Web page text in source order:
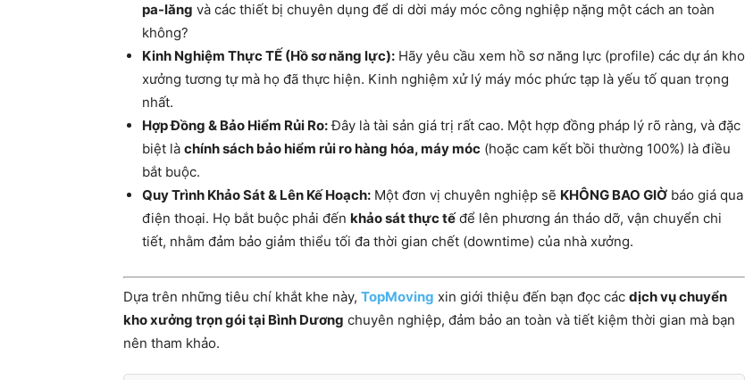
pa-lăng và các thiết bị chuyên dụng để di dời máy móc công nghiệp nặng một cách an toàn
không?
Kinh Nghiệm Thực TẾ (Hồ sơ năng lực): Hãy yêu cầu xem hồ sơ năng lực (profile) các dự án kho
xưởng tương tự mà họ đã thực hiện. Kinh nghiệm xử lý máy móc phức tạp là yếu tố quan trọng
nhất.
Hợp Đồng & Bảo Hiểm Rủi Ro:Đây là tài sản giá trị rất cao. Một hợp đồng pháp lý rõ ràng, và đặc
biệt là chính sách bảo hiểm rủi ro hàng hóa, máy móc (hoặc cam kết bồi thường 100%) là điều
bắt buộc.
Quy Trình Khảo Sát & Lên Kế Hoạch: Một đơn vị chuyên nghiệp sẽ KHÔNG BAO GIỜ báo giá qua
điện thoại. Họ bắt buộc phải đến khảo sát thực tếđể lên phương án tháo dỡ, vận chuyển chi
tiết, nhằm đảm bảo giảm thiểu tối đa thời gian chết (downtime) của nhà xưởng.
Dựa trên những tiêu chí khắt khe này, TopMoving xin giới thiệu đến bạn đọc các dịch vụ chuyển
kho xưởng trọn gói tại Bình Dương chuyên nghiệp, đảm bảo an toàn và tiết kiệm thời gian mà bạn
nên tham khảo.